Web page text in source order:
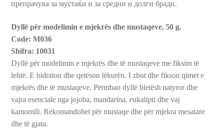
препрачува за мустаќи и за средни и долги бради.
Dyllë për modelimin e mjekrës dhe mustaqeve, 50 g.
Code: M036
Shifra: 10031
Dyllë për modelimin e mjekrës dhe të mustaqeve me fiksim të
lehtë. E hidraton dhe qetëson lëkurën. I zbut dhe fikson qimet e
mjekrës dhe të mustaqeve. Përmban dyllë bletësh natyror dhe
vajra esenciale nga jojoba, mandarina, eukalipti dhe vaj
kamomili. Rekomandohet për mustaqe dhe për mjekra mesatare
dhe të gjata.